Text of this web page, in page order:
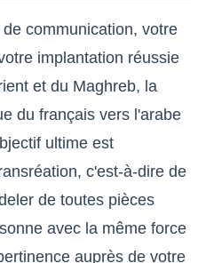
communication, votre
implantation réussie
et du Maghreb, la
du français vers l'arabe
ultime est
c'est-à-dire de
de toutes pièces
avec la même force
auprès de votre